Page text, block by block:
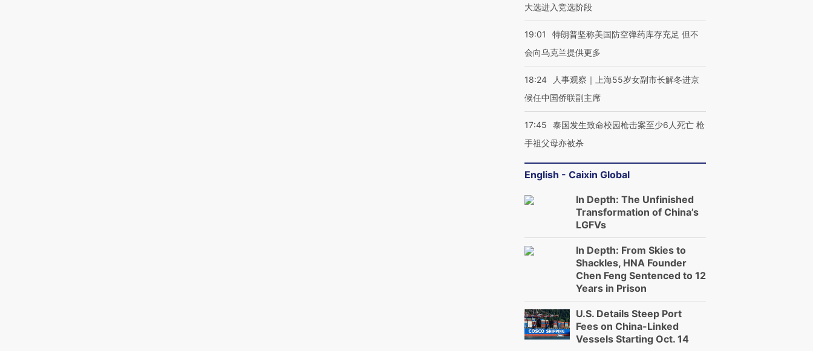
大选进入竞选阶段
19:01
特朗普坚称美国防空弹药库存充足 但不
会向乌克兰提供更多
18:24
人事观察｜上海55岁女副市长解冬进京
候任中国侨联副主席
17:45
泰国发生致命校园枪击案至少6人死亡 枪
手祖父母亦被杀
English - Caixin Global
In Depth: The Unfinished
Transformation of China’s
LGFVs
In Depth: From Skies to
Shackles, HNA Founder
Chen Feng Sentenced to 12
Years in Prison
U.S. Details Steep Port
Fees on China-Linked
Vessels Starting Oct. 14